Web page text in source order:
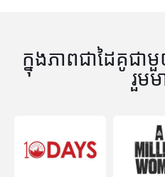
ក្នុងភាពជាដៃគូជ
រួមម